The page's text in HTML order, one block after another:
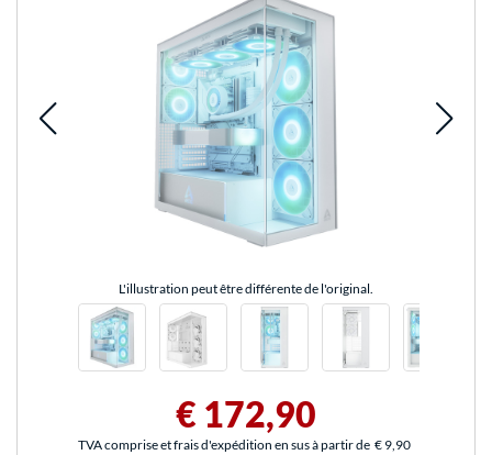
L'illustration peut être différente de l'original.
€ 172,90
TVA comprise et frais d'expédition en sus à partir de € 9,90